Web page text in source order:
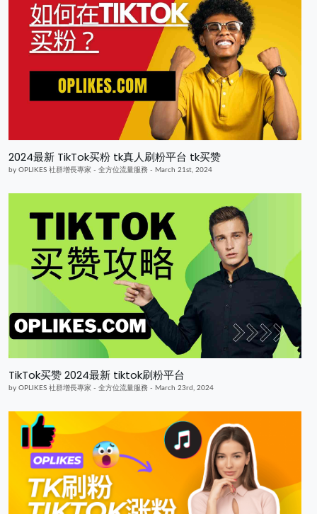
2024最新 TikTok买粉 tk真人刷粉平台 tk买赞
by OPLIKES 社群增長專家 - 全方位流量服務 - March 21st, 2024
TikTok买赞 2024最新 tiktok刷粉平台
by OPLIKES 社群增長專家 - 全方位流量服務 - March 23rd, 2024